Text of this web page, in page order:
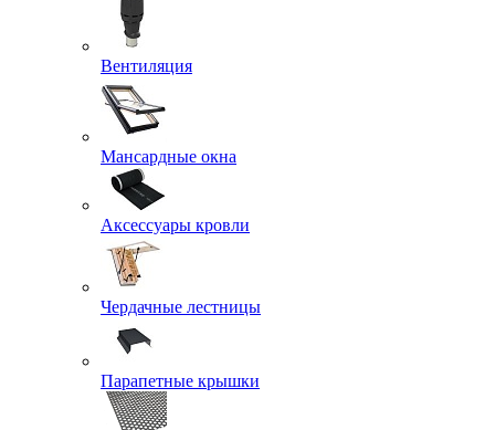
Вентиляция
Мансардные окна
Аксессуары кровли
Чердачные лестницы
Парапетные крышки